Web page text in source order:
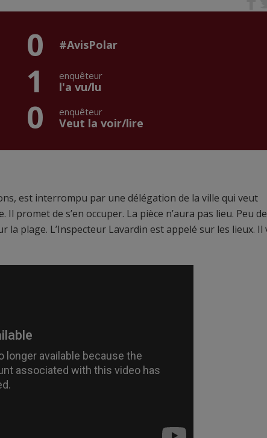
0 #AvisPolar
1 enquêteur
l'a vu/lu
0 enquêteur
Veut la voir/lire
est interrompu par une délégation de la ville qui veut
de s’en occuper. La pièce n’aura pas lieu. Peu de
plage. L’Inspecteur Lavardin est appelé sur les lieux. Il